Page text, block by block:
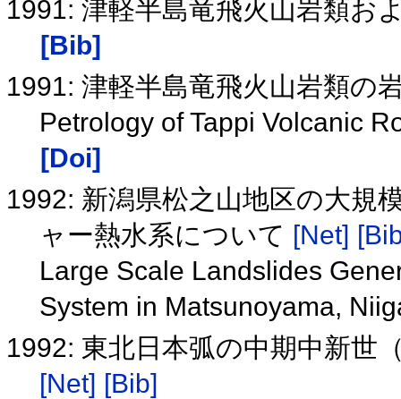
1991: 津軽半島竜飛火山岩類お
[Bib]
1991: 津軽半島竜飛火山岩類の
Petrology of Tappi Volcanic
[Doi]
1992: 新潟県松之山地区の大規
ャー熱水系について [Net]
Large Scale Landslides
System in Matsunoyama,
1992: 東北日本弧の中期中新世
[Net] [Bib]